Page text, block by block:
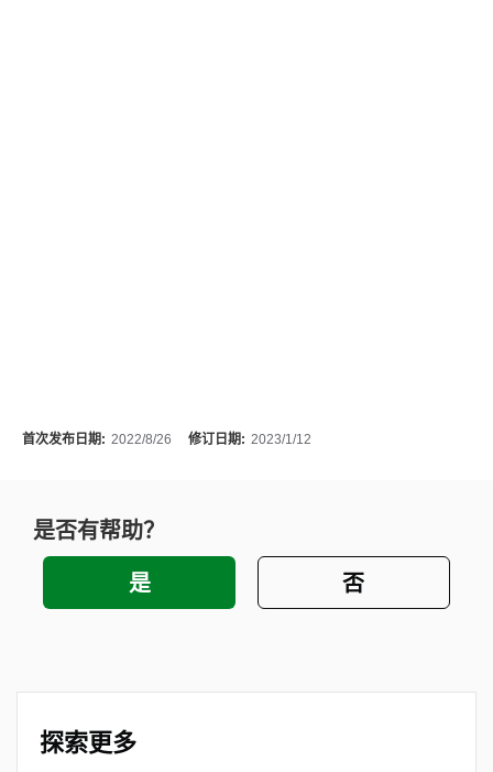
首次发布日期: 2022/8/26 修订日期: 2023/1/12
是否有帮助？
探索更多